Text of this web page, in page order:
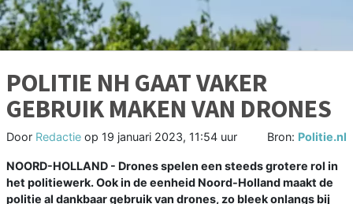
POLITIE NH GAAT VAKER
GEBRUIK MAKEN VAN DRONES
Door Redactie op 19 januari 2023, 11:54 uur Bron: Politie.nl
NOORD-HOLLAND - Drones spelen een steeds grotere rol in
het politiewerk. Ook in de eenheid Noord-Holland maakt de
politie al dankbaar gebruik van drones, zo bleek onlangs bij